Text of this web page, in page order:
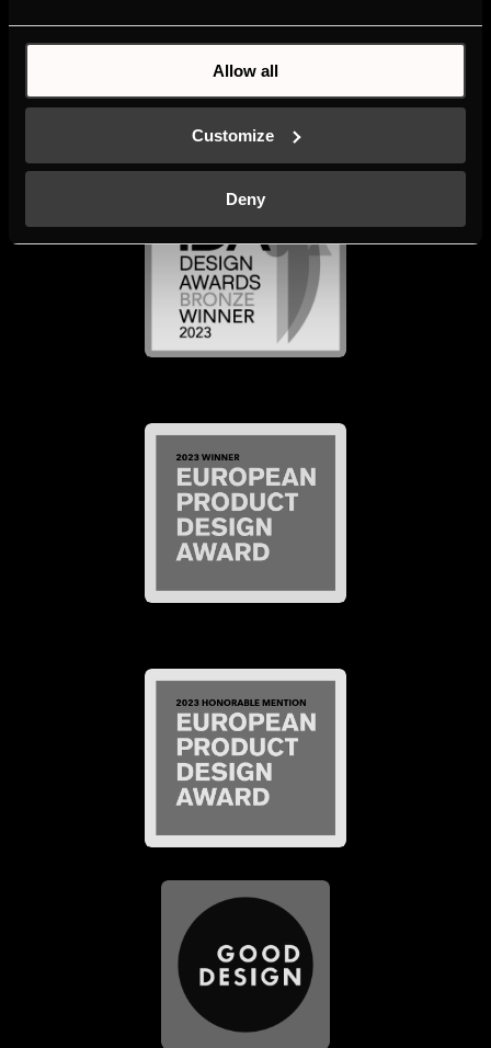
Allow all
Customize
Deny